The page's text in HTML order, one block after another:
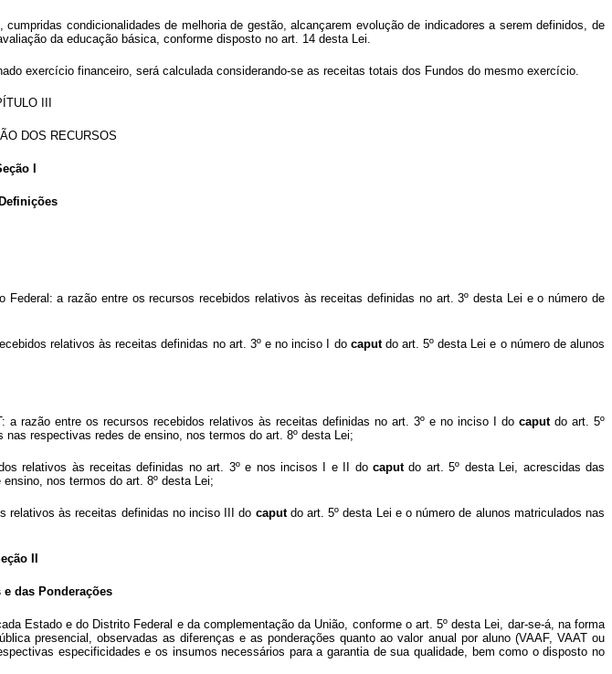
condicionalidades de melhoria de gestão, alcançarem evolução de indicadores a serem definidos, de
da educação básica, conforme disposto no art. 14 desta Lei.
exercício financeiro, será calculada considerando-se as receitas totais dos Fundos do mesmo exercício.
III
DOS RECURSOS
I
a razão entre os recursos recebidos relativos às receitas definidas no art. 3º desta Lei e o número de
relativos às receitas definidas no art. 3º e no inciso I do caput do art. 5º desta Lei e o número de alunos
razão entre os recursos recebidos relativos às receitas definidas no art. 3º e no inciso I do caput do art. 5º
respectivas redes de ensino, nos termos do art. 8º desta Lei;
relativos às receitas definidas no art. 3º e nos incisos I e II docaputdo art. 5º desta Lei, acrescidas das
nos termos do art. 8º desta Lei;
relativos às receitas definidas no inciso III do caput do art. 5º desta Lei e o número de alunos matriculados nas
II
e das Ponderações
Estado e do Distrito Federal e da complementação da União, conforme o art. 5º desta Lei, dar-se-á, na forma
presencial, observadas as diferenças e as ponderações quanto ao valor anual por aluno (VAAF, VAAT ou
especificidades e os insumos necessários para a garantia de sua qualidade, bem como o disposto no